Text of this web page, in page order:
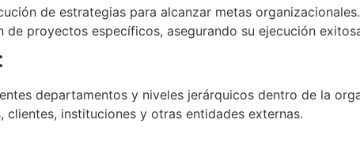
de estrategias para alcanzar metas organizacionales.
proyectos específicos, asegurando su ejecución
departamentos y niveles jerárquicos dentro de la
instituciones y otras entidades externas.